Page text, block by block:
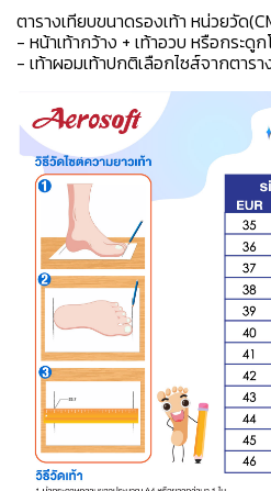
ตารางเทียบขนาดรองเท้า หน่วยวัด
- หน้าเท้ากว้าง + เท้าอวบ หรือกระดูก
- เท้าผอมเท้าปกติเลือกไซส์จากตารา